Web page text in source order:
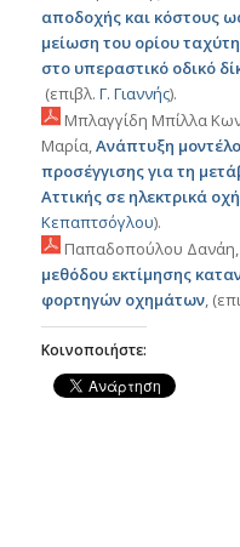
αποδοχής και κόστους
μείωση του ορίου
στο υπεραστικό οδικό
(επιβλ. Γ. Γιαννής).
Μπλαγγίδη Μπίλλα
Μαρία,Ανάπτυξη
προσέγγισης για τη
Αττικής σε ηλεκτρικά
Κεπαπτσόγλου).
Παπαδοπούλου Δανάη,
μεθόδου εκτίμησης
φορτηγών οχημάτων,
Κοινοποιήστε: